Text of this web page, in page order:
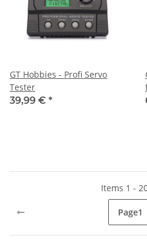
GT Hobbies - Profi Servo
Tester
39,99 € *
Items 1 -
Page1